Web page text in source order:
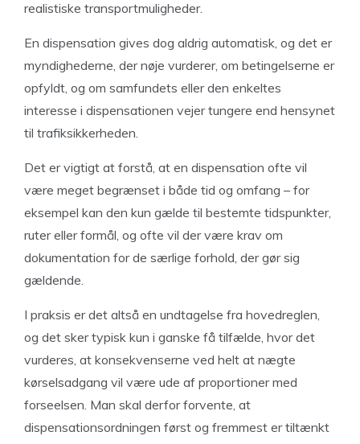
realistiske transportmuligheder.
En dispensation gives dog aldrig automatisk, og det er
myndighederne, der nøje vurderer, om betingelserne er
opfyldt, og om samfundets eller den enkeltes
interesse i dispensationen vejer tungere end hensynet
til trafiksikkerheden.
Det er vigtigt at forstå, at en dispensation ofte vil
være meget begrænset i både tid og omfang – for
eksempel kan den kun gælde til bestemte tidspunkter,
ruter eller formål, og ofte vil der være krav om
dokumentation for de særlige forhold, der gør sig
gældende.
I praksis er det altså en undtagelse fra hovedreglen,
og det sker typisk kun i ganske få tilfælde, hvor det
vurderes, at konsekvenserne ved helt at nægte
kørselsadgang vil være ude af proportioner med
forseelsen. Man skal derfor forvente, at
dispensationsordningen først og fremmest er tiltænkt